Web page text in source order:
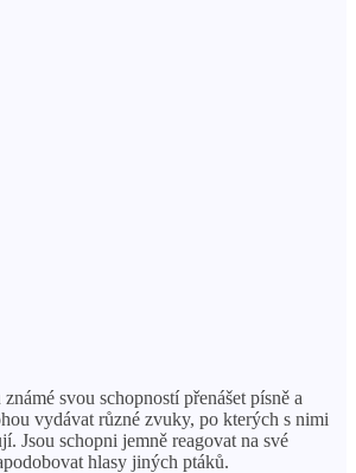
svou schopností přenášet písně a
vydávat různé zvuky, po kterých s nimi
Jsou schopni jemně reagovat na své
hlasy jiných ptáků.